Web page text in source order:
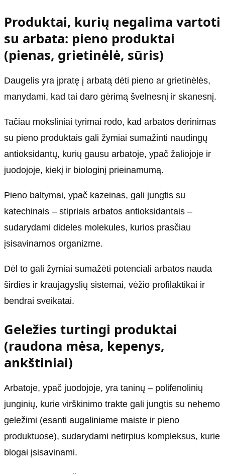
Produktai, kurių negalima vartoti
su arbata: pieno produktai
(pienas, grietinėlė, sūris)
Daugelis yra įpratę į arbatą dėti pieno ar grietinėlės,
manydami, kad tai daro gėrimą švelnesnį ir skanesnį.
Tačiau moksliniai tyrimai rodo, kad arbatos derinimas
su pieno produktais gali žymiai sumažinti naudingų
antioksidantų, kurių gausu arbatoje, ypač žaliojoje ir
juodojoje, kiekį ir biologinį prieinamumą.
Pieno baltymai, ypač kazeinas, gali jungtis su
katechinais – stipriais arbatos antioksidantais –
sudarydami dideles molekules, kurios prasčiau
įsisavinamos organizme.
Dėl to gali žymiai sumažėti potenciali arbatos nauda
širdies ir kraujagyslių sistemai, vėžio profilaktikai ir
bendrai sveikatai.
Geležies turtingi produktai
(raudona mėsa, kepenys,
ankštiniai)
Arbatoje, ypač juodojoje, yra taninų – polifenolinių
junginių, kurie virškinimo trakte gali jungtis su nehemo
geležimi (esanti augaliniame maiste ir pieno
produktuose), sudarydami netirpius kompleksus, kurie
blogai įsisavinami.